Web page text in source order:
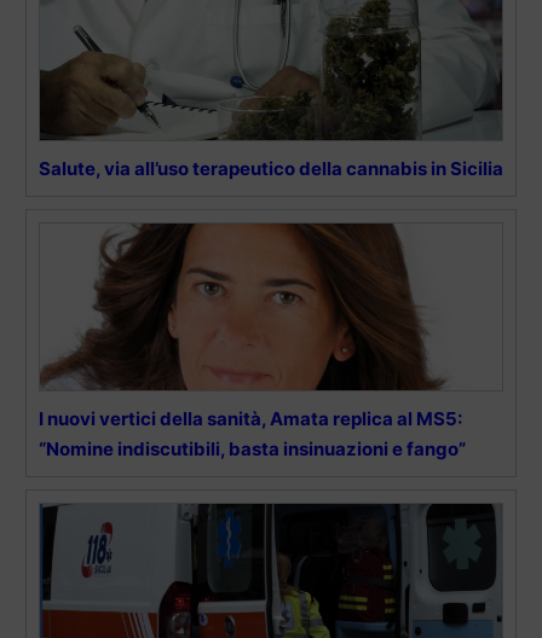
Salute, via all’uso terapeutico della cannabis in Sicilia
I nuovi vertici della sanità, Amata replica al MS5:
“Nomine indiscutibili, basta insinuazioni e fango”